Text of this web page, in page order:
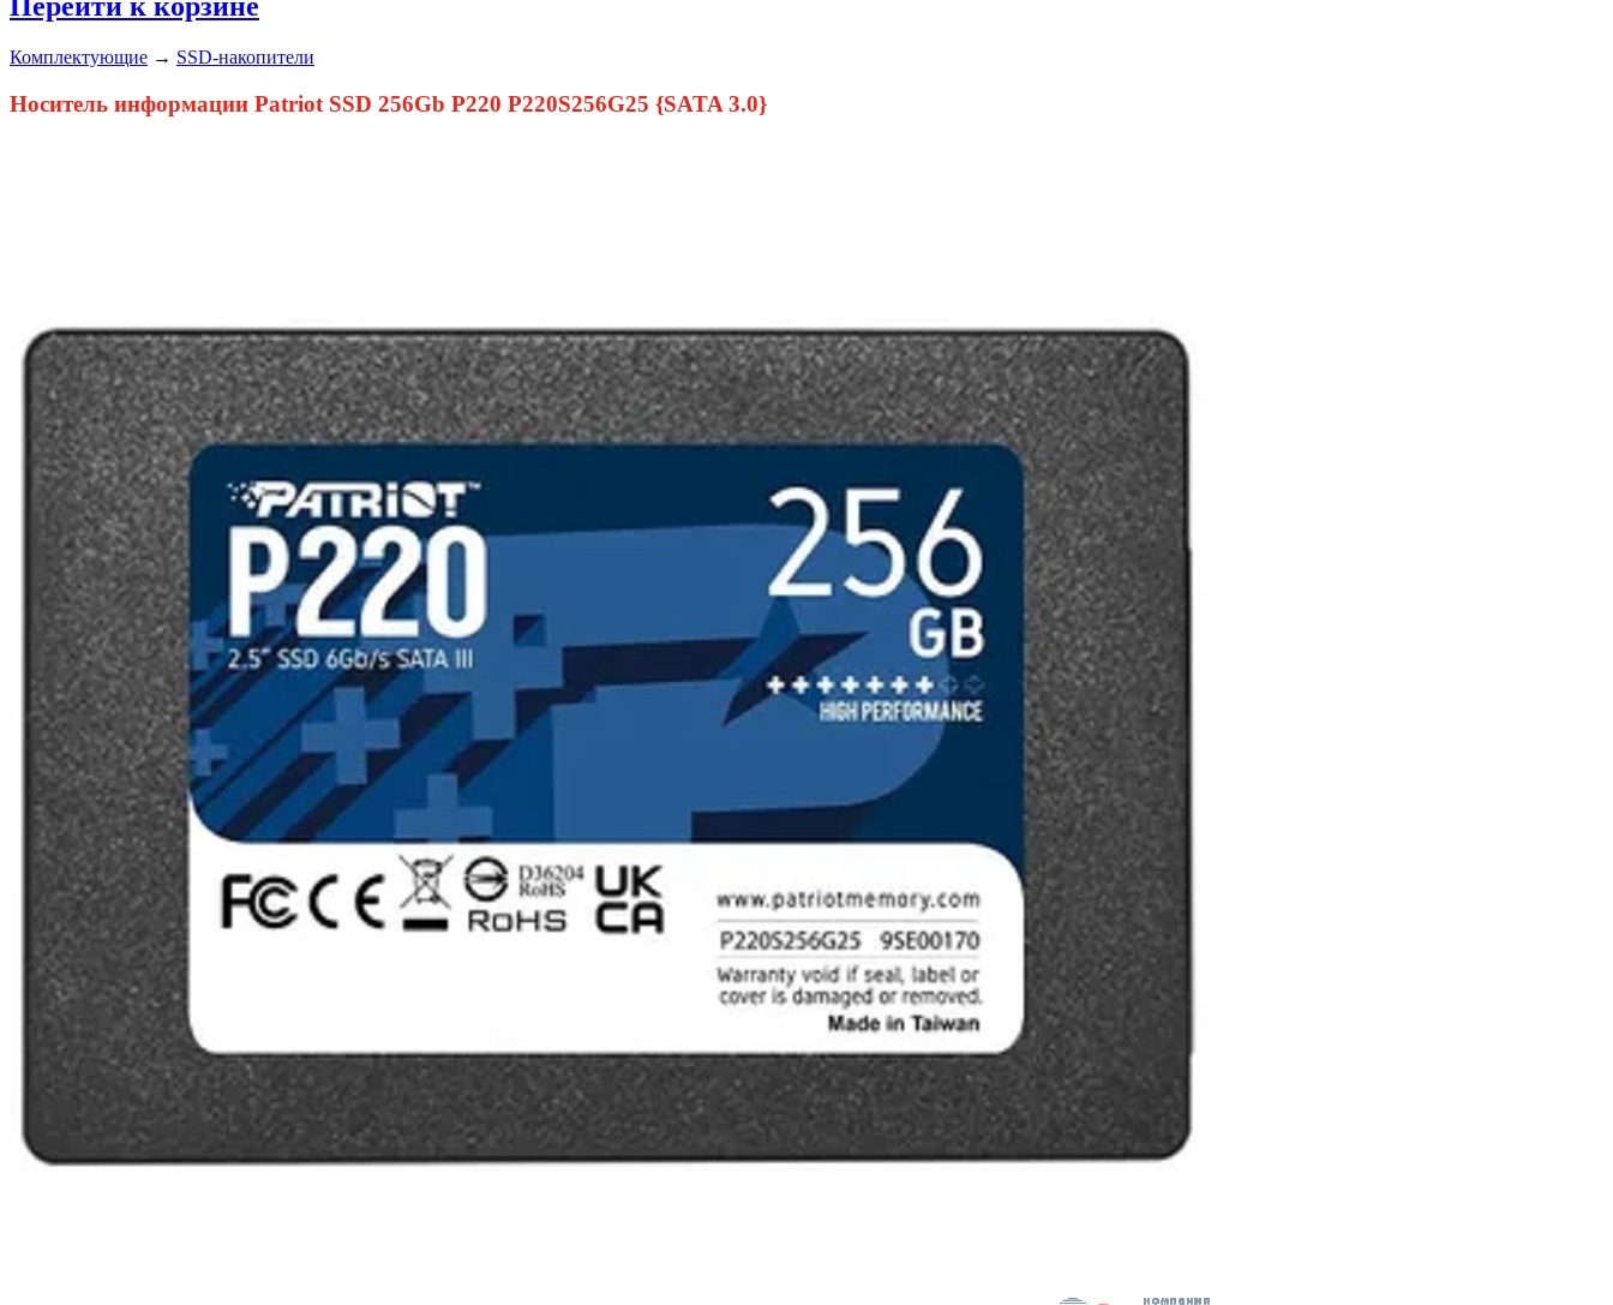
Комплектующие → SSD-накопители
Носитель информации Patriot SSD 256Gb P220 P220S256G25 {SATA 3.0}